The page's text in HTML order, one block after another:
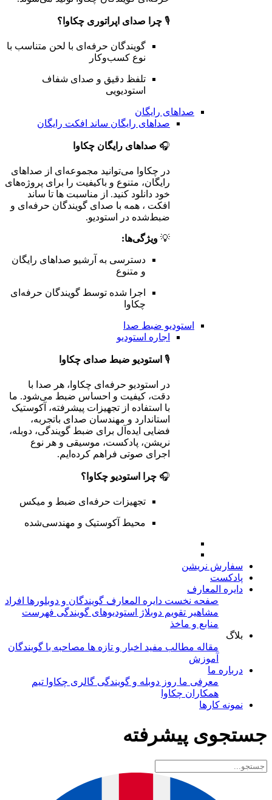
🎙️ چرا صدای اپراتوری چکاوا؟
گویندگان حرفه‌ای با لحن متناسب با
نوع کسب‌وکار
تلفظ دقیق و صدای شفاف
استودیویی
صداهای رایگان
صداهای رایگان ساند افکت رایگان
🎧 صداهای رایگان چکاوا
در چکاوا می‌توانید مجموعه‌ای از صداهای
رایگان، متنوع و باکیفیت را برای پروژه‌های
خود دانلود کنید. از مناسبت ها تا ساند
افکت ، همه با صدای گویندگان حرفه‌ای و
ضبط‌شده در استودیو.
💡 ویژگی‌ها:
دسترسی به آرشیو صداهای رایگان
و متنوع
اجرا شده توسط گویندگان حرفه‌ای
چکاوا
استودیو ضبط صدا
اجاره استودیو
🎙️ استودیو ضبط صدای چکاوا
در استودیو حرفه‌ای چکاوا، هر صدا با
دقت، کیفیت و احساس ضبط می‌شود. ما
با استفاده از تجهیزات پیشرفته، آکوستیک
استاندارد و مهندسان صدای باتجربه،
فضایی ایده‌آل برای ضبط گویندگی، دوبله،
نریشن، پادکست، موسیقی و هر نوع
اجرای صوتی فراهم کرده‌ایم.
🎧 چرا استودیو چکاوا؟
تجهیزات حرفه‌ای ضبط و میکس
محیط آکوستیک و مهندسی‌شده
سفارش نریشن
پادکست
دایره المعارف
صفحه نخست دایره المعارف گویندگان و دوبلورها افراد
مشاهیر تقویم دوبلاژ استودیوهای گویندگی فهرست
منابع و ماخذ
بلاگ
مقاله مطالب مفید اخبار و تازه ها مصاحبه با گویندگان
آموزش
درباره ما
معرفی ما روز دوبله و گویندگی گالری چکاوا تیم
همکاران چکاوا
نمونه کارها
جستجوی پیشرفته